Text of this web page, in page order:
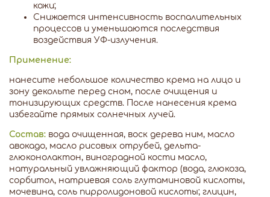
кожи;
Снижается интенсивность воспалительных
процессов и уменьшаются последствия
воздействия УФ-излучения.
Применение:
нанесите небольшое количество крема на лицо и
зону декольте перед сном, после очищения и
тонизирующих средств. После нанесения крема
избегайте прямых солнечных лучей.
Состав: вода очищенная, воск дерева ним, масло
авокадо, масло рисовых отрубей, дельта-
глюконолактон, виноградной кости масло,
натуральный увлажняющий фактор (вода, глюкоза,
сорбитол, натриевая соль глутаминовой кислоты,
мочевина, соль пирролидоновой кислоты; глицин,